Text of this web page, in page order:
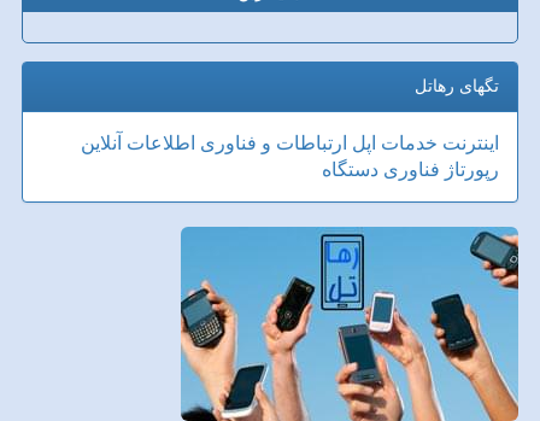
تگهای رهاتل
اینترنت خدمات اپل ارتباطات و فناوری اطلاعات آنلاین
رپورتاژ فناوری دستگاه